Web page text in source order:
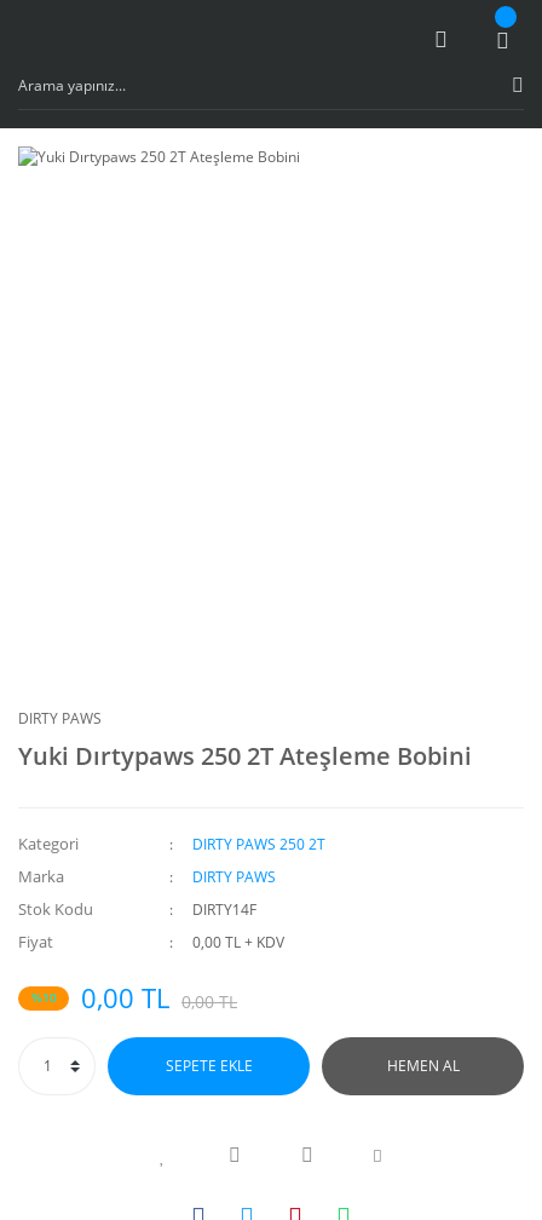
DIRTY PAWS
Yuki Dırtypaws 250 2T Ateşleme Bobini
Kategori DIRTY PAWS 250 2T
Marka DIRTY PAWS
Stok Kodu DIRTY14F
Fiyat 0,00 TL + KDV
%10 0,00 TL 0,00 TL
SEPETE EKLE HEMEN AL